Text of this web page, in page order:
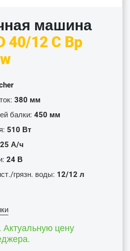
машина
40/12 C Bp
380 мм
балки: 450 мм
510 Вт
25 А/ч
24 В
грязн. воды: 12/12 л
Актуальную цену